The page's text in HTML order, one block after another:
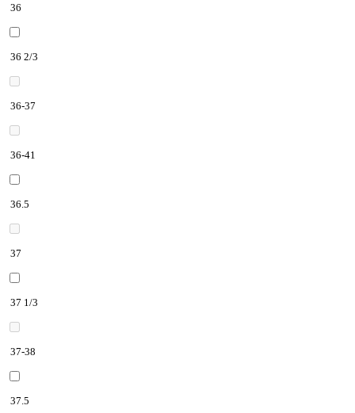
36
36 2/3
36-37
36-41
36.5
37
37 1/3
37-38
37.5